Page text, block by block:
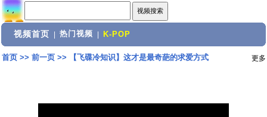
视频首页 热门视频 K-POP
首页>> 前一页>> 【飞碟冷知识】这才是最奇葩的求爱方式 更多